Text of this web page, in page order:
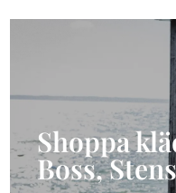
Shoppa
Boss,